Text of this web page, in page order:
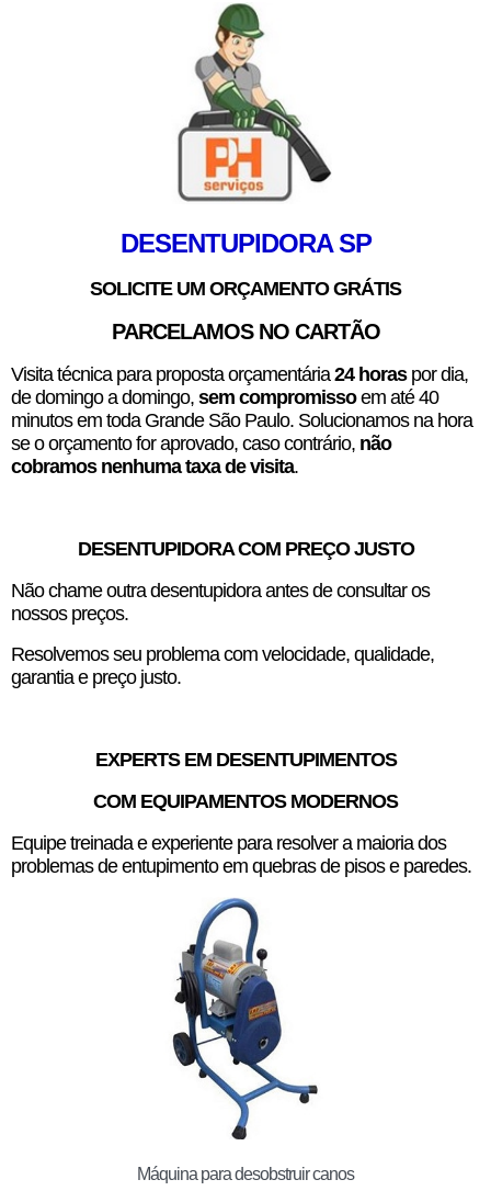
DESENTUPIDORA SP
SOLICITE UM ORÇAMENTO GRÁTIS
PARCELAMOS NO CARTÃO
Visita técnica para proposta orçamentária24 horaspor dia,
de domingo a domingo, sem compromissoem até 40
minutos em toda Grande São Paulo. Solucionamos na hora
se o orçamento for aprovado, caso contrário, não
cobramos nenhuma taxa de visita.
DESENTUPIDORA COM PREÇO JUSTO
Não chame outra desentupidora antes de consultar os
nossos preços.
Resolvemos seu problema com velocidade, qualidade,
garantia e preço justo.
EXPERTS EM DESENTUPIMENTOS
COM EQUIPAMENTOS MODERNOS
Equipe treinada e experiente para resolver a maioria dos
problemas de entupimento em quebras de pisos e paredes.
Máquina para desobstruir canos